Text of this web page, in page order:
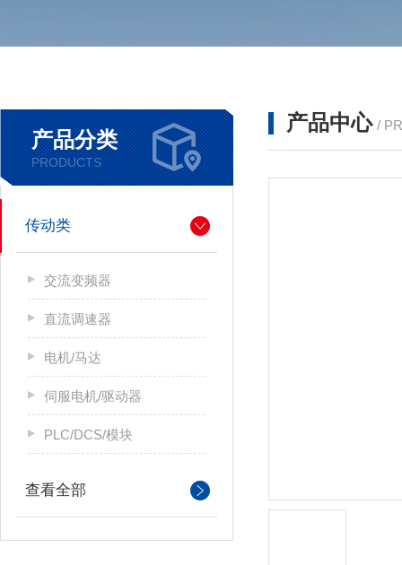
产品分类
PRODUCTS
传动类
交流变频器
直流调速器
电机/马达
伺服电机/驱动器
PLC/DCS/模块
查看全部
产品中心 /